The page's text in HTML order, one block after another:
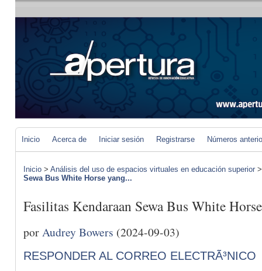
Inicio Acerca de Iniciar sesión Registrarse Números
Inicio > Análisis del uso de espacios virtuales en educación superior
Sewa Bus White Horse yang...
Fasilitas Kendaraan Sewa Bus White
por Audrey Bowers (2024-09-03)
RESPONDER AL CORREO ELECTRÃ³NICO